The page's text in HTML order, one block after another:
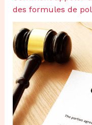
des formules de